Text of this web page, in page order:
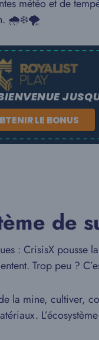
météo et de
🌧️❄️🌪️
LE BONUS
de
: CrisisX pousse
Trop peu ?
la mine, cultiver,